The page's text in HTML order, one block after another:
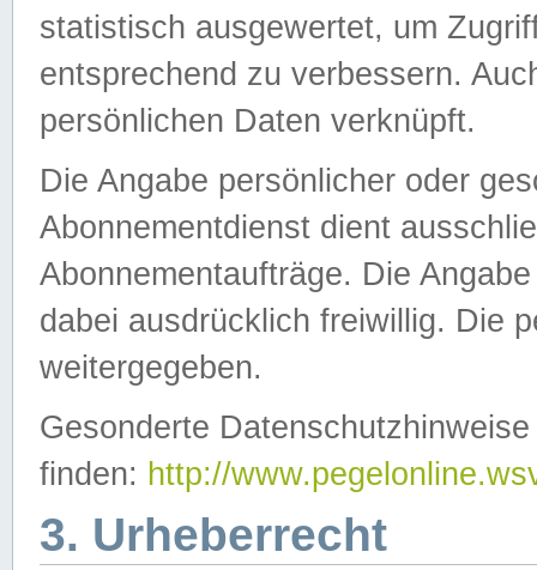
statistisch ausgewertet, um
entsprechend zu verbessern.
persönlichen Daten verknüpft.
Die Angabe persönlicher oder
Abonnementdienst dient
Abonnementaufträge. Die
dabei ausdrücklich freiwillig. Die
weitergegeben.
Gesonderte
finden: http://
3. Urheberrecht